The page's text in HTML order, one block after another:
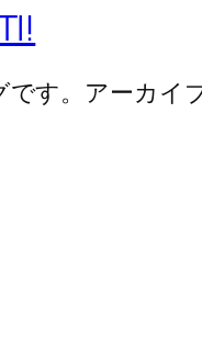
です。アーカ